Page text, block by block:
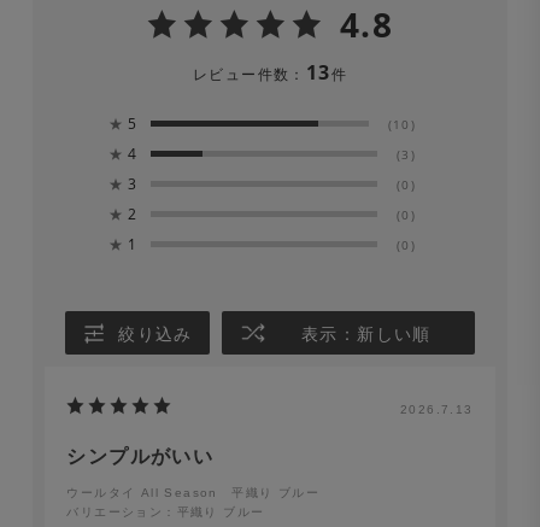
4.8
レビュー件数： 13件
★ 5 (10)
★ 4 (3)
★ 3 (0)
★ 2 (0)
★ 1 (0)
絞り込み 表示：新しい順
2026.7.13
シンプルがいい
ウールタイ All Season 平織り ブルー
バリエーション：平織り ブルー